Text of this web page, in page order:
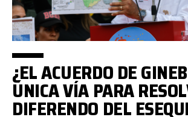
¿EL ACUERDO DE
ÚNICA VÍA PARA
DIFERENDO DEL